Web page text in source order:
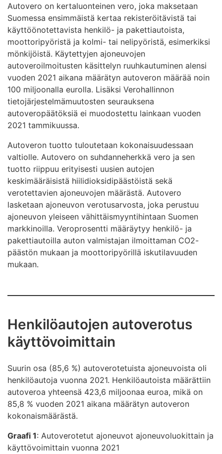
Autovero on kertaluonteinen vero, joka maksetaan
Suomessa ensimmäistä kertaa rekisteröitävistä tai
käyttöönotettavista henkilö- ja pakettiautoista,
moottoripyöristä ja kolmi- tai nelipyöristä, esimerkiksi
mönkijöistä. Käytettyjen ajoneuvojen
autoveroilmoitusten käsittelyn ruuhkautuminen alensi
vuoden 2021 aikana määrätyn autoveron määrää noin
100 miljoonalla eurolla. Lisäksi Verohallinnon
tietojärjestelmämuutosten seurauksena
autoveropäätöksiä ei muodostettu lainkaan vuoden
2021 tammikuussa.
Autoveron tuotto tuloutetaan kokonaisuudessaan
valtiolle. Autovero on suhdanneherkkä vero ja sen
tuotto riippuu erityisesti uusien autojen
keskimääräisistä hiilidioksidipäästöistä sekä
verotettavien ajoneuvojen määrästä. Autovero
lasketaan ajoneuvon verotusarvosta, joka perustuu
ajoneuvon yleiseen vähittäismyyntihintaan Suomen
markkinoilla. Veroprosentti määräytyy henkilö- ja
pakettiautoilla auton valmistajan ilmoittaman CO2-
päästön mukaan ja moottoripyörillä iskutilavuuden
mukaan.
Henkilöautojen autoverotus
käyttövoimittain
Suurin osa (85,6 %) autoverotetuista ajoneuvoista oli
henkilöautoja vuonna 2021. Henkilöautoista määrättiin
autoveroa yhteensä 423,6 miljoonaa euroa, mikä on
85,8 % vuoden 2021 aikana määrätyn autoveron
kokonaismäärästä.
Graafi 1: Autoverotetut ajoneuvot ajoneuvoluokittain ja
käyttövoimittain vuonna 2021